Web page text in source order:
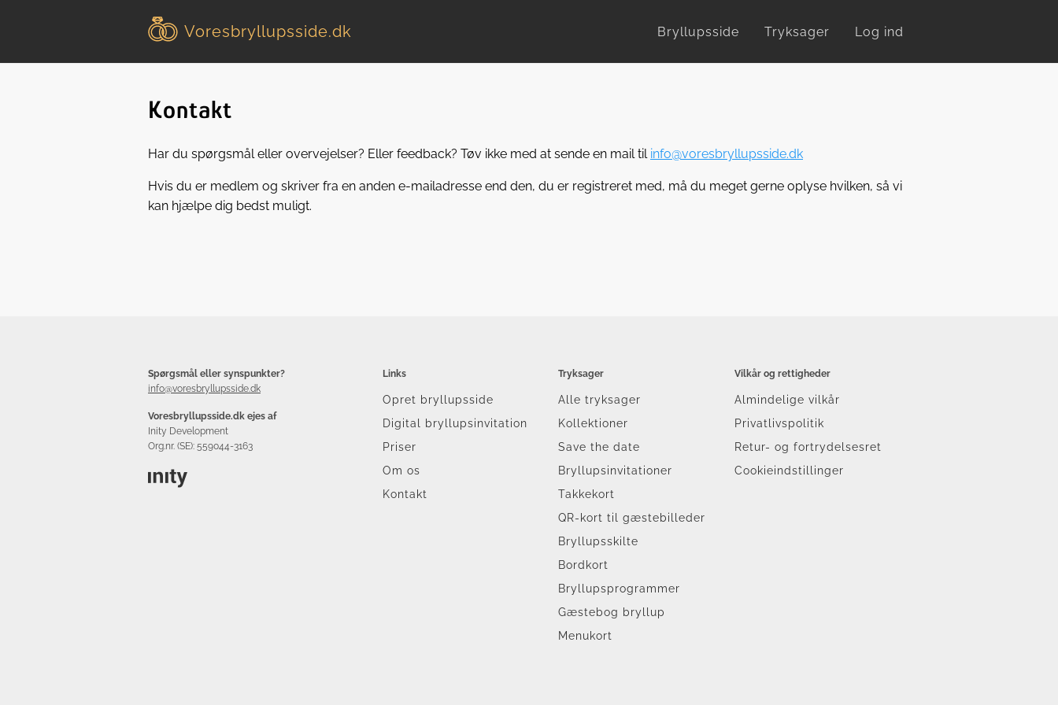
Voresbryllupsside.dk Bryllupsside Tryksager Log ind
Kontakt
Har du spørgsmål eller overvejelser? Eller feedback? Tøv ikke med at sende en mail til info@voresbryllupsside.dk
Hvis du er medlem og skriver fra en anden e-mailadresse end den, du er registreret med, må du meget gerne oplyse hvilken, så vi
kan hjælpe dig bedst muligt.
Links
Opret bryllupsside
Digital bryllupsinvitation
Priser
Om os
Kontakt
Tryksager
Alle tryksager
Kollektioner
Save the date
Bryllupsinvitationer
Takkekort
QR-kort til gæstebilleder
Bryllupsskilte
Bordkort
Bryllupsprogrammer
Gæstebog bryllup
Menukort
Vilkår og rettigheder
Almindelige vilkår
Privatlivspolitik
Retur- og fortrydelsesret
Cookieindstillinger
Spørgsmål eller synspunkter?
info@voresbryllupsside.dk
Voresbryllupsside.dk ejes af
Inity Development
Org.nr. (SE): 559044-3163